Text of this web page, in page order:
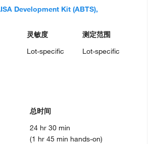
Development Kit (ABTS),
灵敏度
Lot-specific
测定范围
Lot-specific
总时间
24 hr 30 min
(1 hr 45 min hands-on)